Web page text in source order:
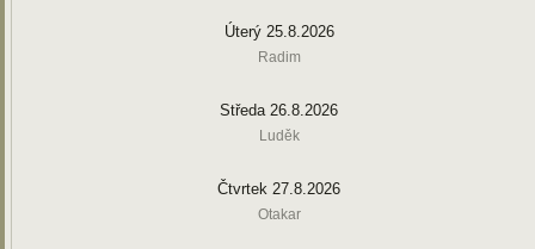
Úterý 25.8.2026
Radim
Středa 26.8.2026
Luděk
Čtvrtek 27.8.2026
Otakar